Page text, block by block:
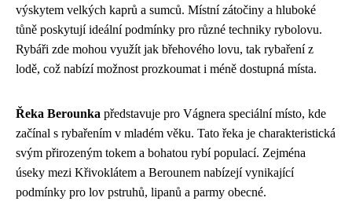
výskytem velkých kaprů a sumců. Místní zátočiny a hluboké
tůně poskytují ideální podmínky pro různé techniky rybolovu.
Rybáři zde mohou využít jak břehového lovu, tak rybaření z
lodě, což nabízí možnost prozkoumat i méně dostupná místa.
Řeka Berounka představuje pro Vágnera speciální místo, kde
začínal s rybařením v mladém věku. Tato řeka je charakteristická
svým přirozeným tokem a bohatou rybí populací. Zejména
úseky mezi Křivoklátem a Berounem nabízejí vynikající
podmínky pro lov pstruhů, lipanů a parmy obecné.